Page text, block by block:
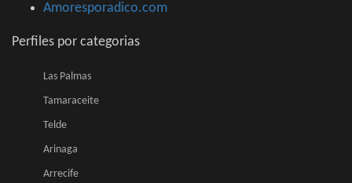
Amoresporadico.com
Perfiles por categorias
Las Palmas
Tamaraceite
Telde
Arinaga
Arrecife